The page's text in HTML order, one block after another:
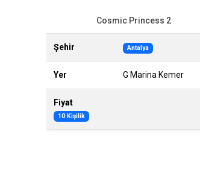
Cosmic Princess 2
Şehir Antalya
Yer G Marina Kemer
Fiyat
10 Kişilik